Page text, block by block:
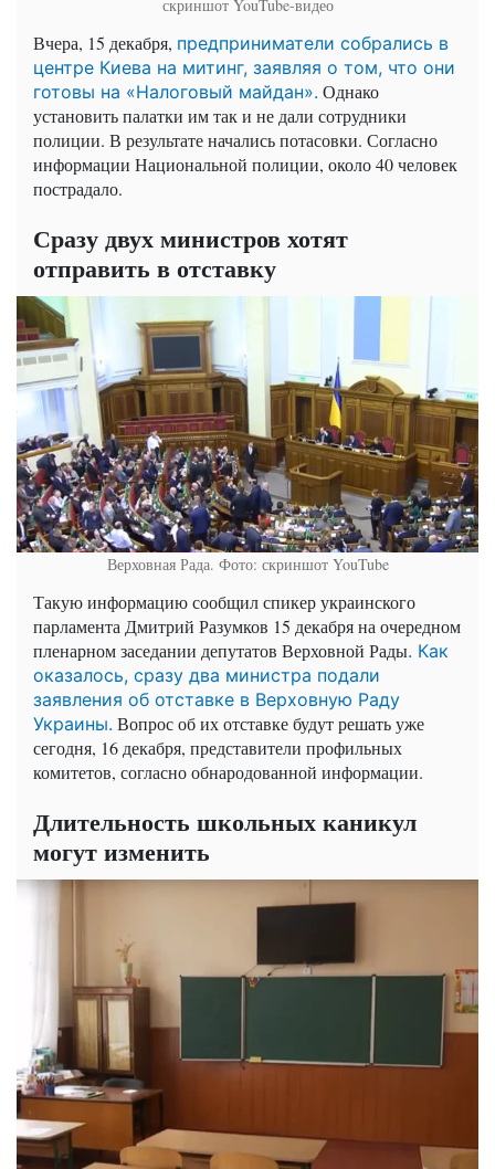
скриншот YouTube-видео
Вчера, 15 декабря, предприниматели собрались в
центре Киева на митинг, заявляя о том, что они
готовы на «Налоговый майдан». Однако
установить палатки им так и не дали сотрудники
полиции. В результате начались потасовки. Согласно
информации Национальной полиции, около 40 человек
пострадало.
Сразу двух министров хотят
отправить в отставку
Верховная Рада. Фото: скриншот YouTube
Такую информацию сообщил спикер украинского
парламента Дмитрий Разумков 15 декабря на очередном
пленарном заседании депутатов Верховной Рады. Как
оказалось, сразу два министра подали
заявления об отставке в Верховную Раду
Украины. Вопрос об их отставке будут решать уже
сегодня, 16 декабря, представители профильных
комитетов, согласно обнародованной информации.
Длительность школьных каникул
могут изменить